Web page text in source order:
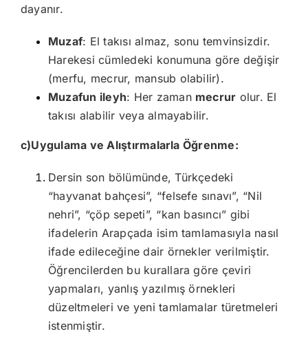
dayanır.
Muzaf: El takısı almaz, sonu temvinsizdir.
Harekesi cümledeki konumuna göre değişir
(merfu, mecrur, mansub olabilir).
Muzafun ileyh: Her zaman mecrur olur. El
takısı alabilir veya almayabilir.
c)Uygulama ve Alıştırmalarla Öğrenme:
Dersin son bölümünde, Türkçedeki
“hayvanat bahçesi”, “felsefe sınavı”, “Nil
nehri”, “çöp sepeti”, “kan basıncı” gibi
ifadelerin Arapçada isim tamlamasıyla nasıl
ifade edileceğine dair örnekler verilmiştir.
Öğrencilerden bu kurallara göre çeviri
yapmaları, yanlış yazılmış örnekleri
düzeltmeleri ve yeni tamlamalar türetmeleri
istenmiştir.